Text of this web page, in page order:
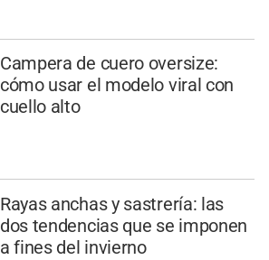
Campera de cuero oversize:
cómo usar el modelo viral con
cuello alto
Rayas anchas y sastrería: las
dos tendencias que se imponen
a fines del invierno